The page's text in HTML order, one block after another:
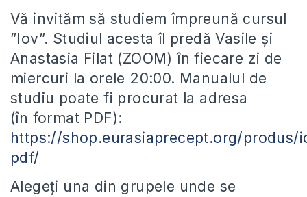
Vă invităm să studiem împreună cursul
”Iov”. Studiul acesta îl predă Vasile și
Anastasia Filat (ZOOM) în fiecare zi de
miercuri la orele 20:00. Manualul de
studiu poate fi procurat la adresa
(în format PDF):
https://shop.eurasiaprecept.org/produs/
pdf/
Alegeți una din grupele unde se